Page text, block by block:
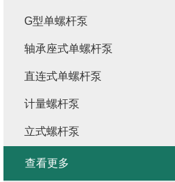
G型单螺杆泵
轴承座式单螺杆泵
直连式单螺杆泵
计量螺杆泵
立式螺杆泵
查看更多